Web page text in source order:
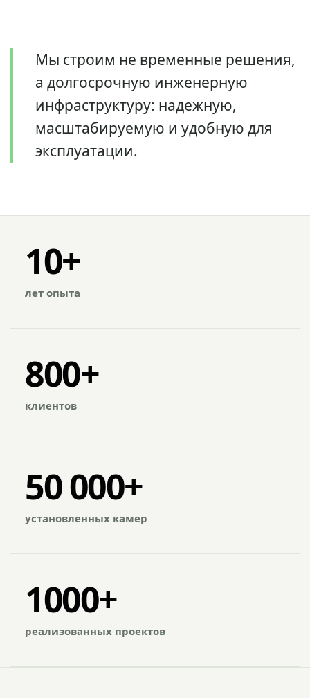
Мы строим не временные решения,
а долгосрочную инженерную
инфраструктуру: надежную,
масштабируемую и удобную для
эксплуатации.
10+
лет опыта
800+
клиентов
50 000+
установленных камер
1000+
реализованных проектов